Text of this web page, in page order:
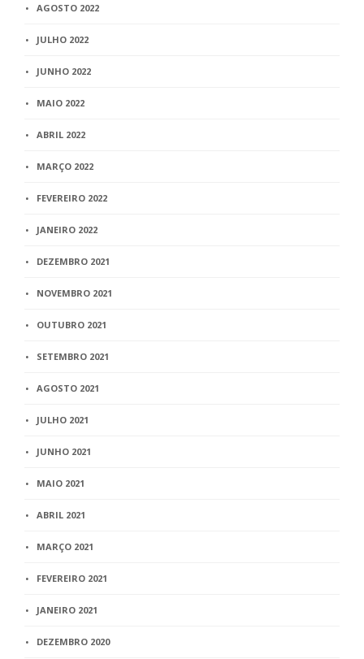
AGOSTO 2022
JULHO 2022
JUNHO 2022
MAIO 2022
ABRIL 2022
MARÇO 2022
FEVEREIRO 2022
JANEIRO 2022
DEZEMBRO 2021
NOVEMBRO 2021
OUTUBRO 2021
SETEMBRO 2021
AGOSTO 2021
JULHO 2021
JUNHO 2021
MAIO 2021
ABRIL 2021
MARÇO 2021
FEVEREIRO 2021
JANEIRO 2021
DEZEMBRO 2020